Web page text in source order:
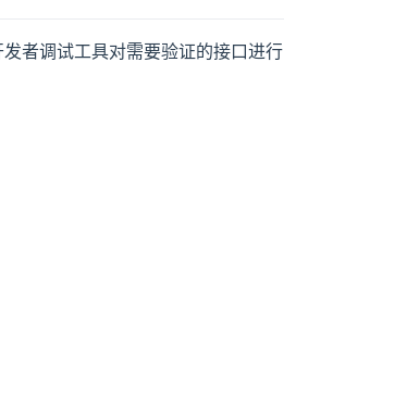
者调试工具对需要验证的接口进行